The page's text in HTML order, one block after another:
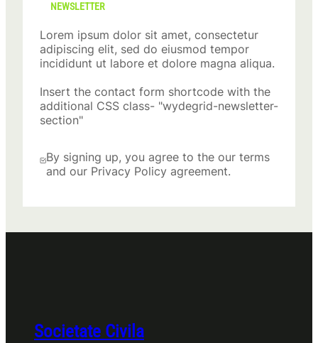
NEWSLETTER
Lorem ipsum dolor sit amet, consectetur
adipiscing elit, sed do eiusmod tempor
incididunt ut labore et dolore magna aliqua.
Insert the contact form shortcode with the
additional CSS class- "wydegrid-newsletter-
section"
By signing up, you agree to the our terms
and our Privacy Policy agreement.
Societate Civila